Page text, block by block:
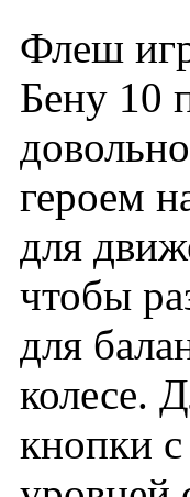
Флеш
Бену 10
героем
для
чтобы
для
колесе.
кнопки